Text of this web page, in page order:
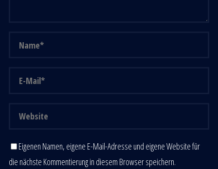
Eigenen Namen, eigene E-Mail-Adresse und eigene Website für
die nächste Kommentierung in diesem Browser speichern.